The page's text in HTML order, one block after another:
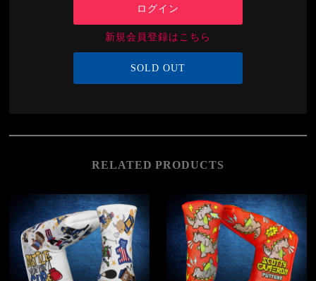
ログイン
新規会員登録はこちら
SOLD OUT
RELATED PRODUCTS